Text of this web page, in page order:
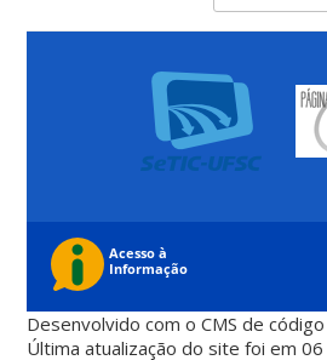
Desenvolvido com o CMS de
Última atualização do site foi em